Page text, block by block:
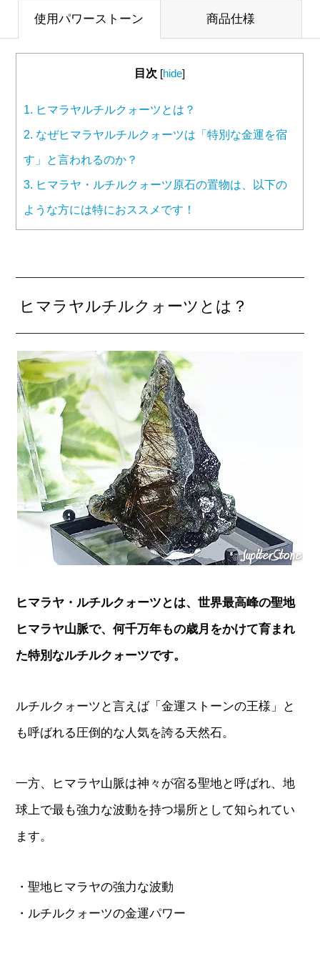
使用パワーストーン 商品仕様
目次 [hide]
1. ヒマラヤルチルクォーツとは？
2. なぜヒマラヤルチルクォーツは「特別な金運を宿
す」と言われるのか？
3. ヒマラヤ・ルチルクォーツ原石の置物は、以下の
ような方には特におススメです！
ヒマラヤルチルクォーツとは？
ヒマラヤ・ルチルクォーツとは、世界最高峰の聖地
ヒマラヤ山脈で、何千万年もの歳月をかけて育まれ
た特別なルチルクォーツです。
ルチルクォーツと言えば「金運ストーンの王様」と
も呼ばれる圧倒的な人気を誇る天然石。
一方、ヒマラヤ山脈は神々が宿る聖地と呼ばれ、地
球上で最も強力な波動を持つ場所として知られてい
ます。
・聖地ヒマラヤの強力な波動
・ルチルクォーツの金運パワー